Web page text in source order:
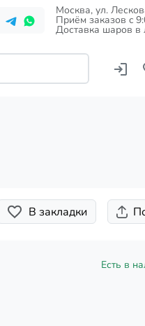
Москва, ул.
Приём заказов c
Доставка шаров в
В закладки
Есть в